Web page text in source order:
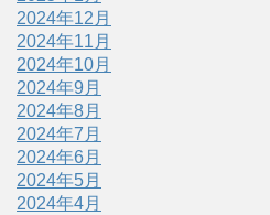
2024年12月
2024年11月
2024年10月
2024年9月
2024年8月
2024年7月
2024年6月
2024年5月
2024年4月